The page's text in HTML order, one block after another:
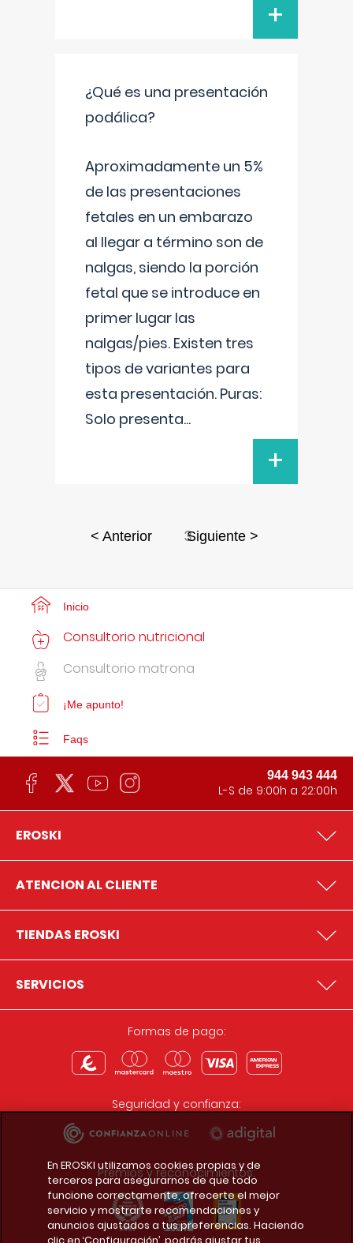
+
¿Qué es una presentación
podálica?
Aproximadamente un 5%
de las presentaciones
fetales en un embarazo
al llegar a término son de
nalgas, siendo la porción
fetal que se introduce en
primer lugar las
nalgas/pies. Existen tres
tipos de variantes para
esta presentación. Puras:
Solo presenta...
+
< Anterior 3Siguiente >
Inicio
Consultorio nutricional
Consultorio matrona
¡Me apunto!
Faqs
944 943 444
L-S de 9:00h a 22:00h
EROSKI
ATENCION AL CLIENTE
TIENDAS EROSKI
SERVICIOS
Formas de pago:
Seguridad y confianza:
Premios y reconocimientos:
En EROSKI utilizamos cookies propias y de
terceros para asegurarnos de que todo
funcione correctamente, ofrecerte el mejor
servicio y mostrarte recomendaciones y
anuncios ajustados a tus preferencias. Haciendo
clic en ‘Configuración’, podrás ajustar tus